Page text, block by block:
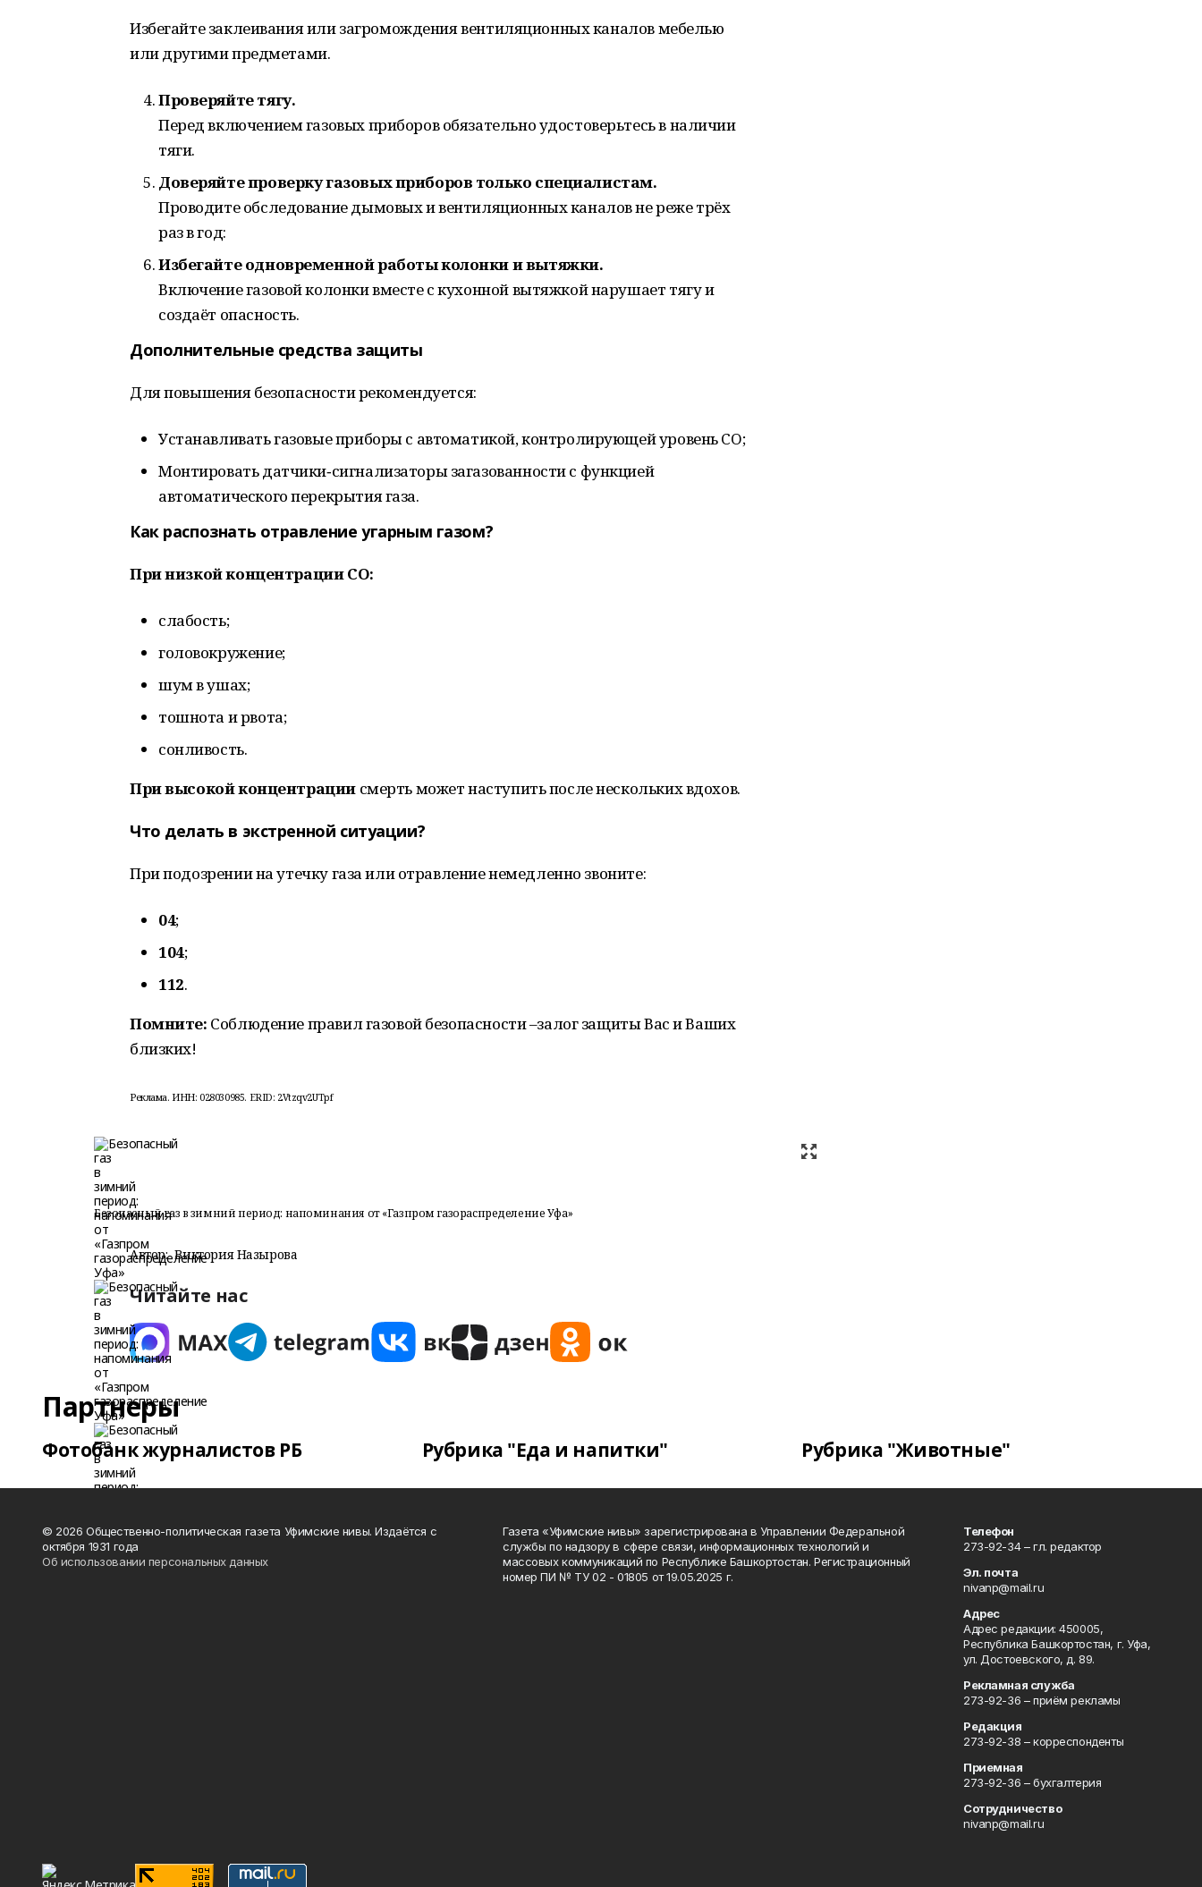
Избегайте заклеивания или загромождения вентиляционных каналов мебелью
или другими предметами.
Проверяйте тягу.
Перед включением газовых приборов обязательно удостоверьтесь в наличии
тяги.
Доверяйте проверку газовых приборов только специалистам.
Проводите обследование дымовых и вентиляционных каналов не реже трёх
раз в год:
Избегайте одновременной работы колонки и вытяжки.
Включение газовой колонки вместе с кухонной вытяжкой нарушает тягу и
создаёт опасность.
Дополнительные средства защиты
Для повышения безопасности рекомендуется:
Устанавливать газовые приборы с автоматикой, контролирующей уровень CO;
Монтировать датчики‑сигнализаторы загазованности с функцией
автоматического перекрытия газа.
Как распознать отравление угарным газом?
При низкой концентрации CO:
слабость;
головокружение;
шум в ушах;
тошнота и рвота;
сонливость.
При высокой концентрации смерть может наступить после нескольких вдохов.
Что делать в экстренной ситуации?
При подозрении на утечку газа или отравление немедленно звоните:
04;
104;
112.
Помните: Соблюдение правил газовой безопасности –залог защиты Вас и Ваших
близких!
Реклама. ИНН: 028030985. ERID: 2Vtzqv2UTpf
Безопасный газ в зимний период: напоминания от «Газпром газораспределение Уфа»
Автор: Виктория Назырова
Читайте нас
Партнеры
Фотобанк журналистов РБ Рубрика "Еда и напитки" Рубрика "Животные"
© 2026 Общественно-политическая газета Уфимские нивы. Издаётся с
октября 1931 года
Об использовании персональных данных
Газета «Уфимские нивы» зарегистрирована в Управлении Федеральной
службы по надзору в сфере связи, информационных технологий и
массовых коммуникаций по Республике Башкортостан. Регистрационный
номер ПИ № ТУ 02 - 01805 от 19.05.2025 г.
Телефон
273-92-34 – гл. редактор
Эл. почта
nivanp@mail.ru
Адрес
Адрес редакции: 450005,
Республика Башкортостан, г. Уфа,
ул. Достоевского, д. 89.
Рекламная служба
273-92-36 – приём рекламы
Редакция
273-92-38 – корреспонденты
Приемная
273-92-36 – бухгалтерия
Сотрудничество
nivanp@mail.ru